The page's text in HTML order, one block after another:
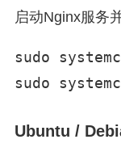
启动Nginx服务
sudo
sudo
Ubuntu /